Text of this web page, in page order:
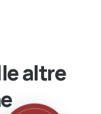
altre